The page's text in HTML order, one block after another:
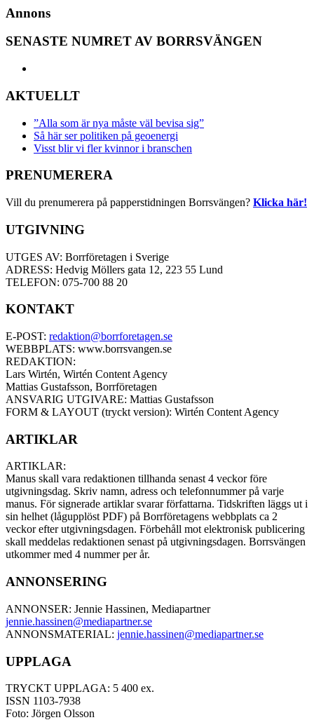
Annons
SENASTE NUMRET AV BORRSVÄNGEN
AKTUELLT
”Alla som är nya måste väl bevisa sig”
Så här ser politiken på geoenergi
Visst blir vi fler kvinnor i branschen
PRENUMERERA
Vill du prenumerera på papperstidningen Borrsvängen? Klicka här!
UTGIVNING
UTGES AV: Borrföretagen i Sverige
ADRESS: Hedvig Möllers gata 12, 223 55 Lund
TELEFON: 075-700 88 20
KONTAKT
E-POST: redaktion@borrforetagen.se
WEBBPLATS: www.borrsvangen.se
REDAKTION:
Lars Wirtén, Wirtén Content Agency
Mattias Gustafsson, Borrföretagen
ANSVARIG UTGIVARE: Mattias Gustafsson
FORM & LAYOUT (tryckt version): Wirtén Content Agency
ARTIKLAR
ARTIKLAR:
Manus skall vara redaktionen tillhanda senast 4 veckor före
utgivningsdag. Skriv namn, adress och telefonnummer på varje
manus. För signerade artiklar svarar författarna. Tidskriften läggs ut i
sin helhet (lågupplöst PDF) på Borrföretagens webbplats ca 2
veckor efter utgivningsdagen. Förbehåll mot elektronisk publicering
skall meddelas redaktionen senast på utgivningsdagen. Borrsvängen
utkommer med 4 nummer per år.
ANNONSERING
ANNONSER: Jennie Hassinen, Mediapartner
jennie.hassinen@mediapartner.se
ANNONSMATERIAL: jennie.hassinen@mediapartner.se
UPPLAGA
TRYCKT UPPLAGA: 5 400 ex.
ISSN 1103-7938
Foto: Jörgen Olsson